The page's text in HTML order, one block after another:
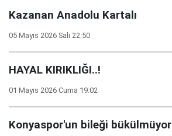
Kazanan Anadolu Kartalı
05 Mayıs 2026 Salı 22:50
HAYAL KIRIKLIĞI..!
01 Mayıs 2026 Cuma 19:02
Konyaspor'un bileği bükülmüyor